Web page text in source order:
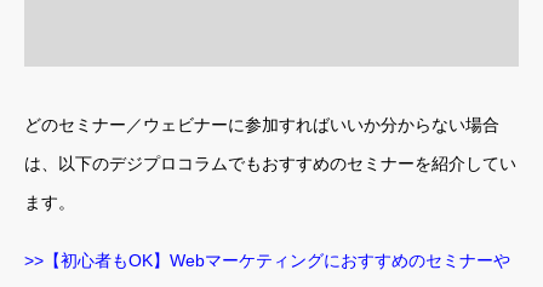
どのセミナー／ウェビナーに参加すればいいか分からない場合
は、以下のデジプロコラムでもおすすめのセミナーを紹介してい
ます。
>>【初心者もOK】Webマーケティングにおすすめのセミナーや